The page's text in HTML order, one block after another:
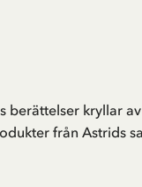
kryllar
från Astrids